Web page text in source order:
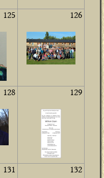
125 126
128 129
131 132